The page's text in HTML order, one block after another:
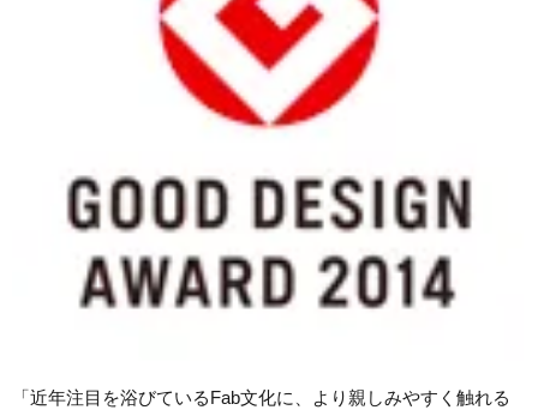
「近年注目を浴びているFab文化に、より親しみやすく触れる